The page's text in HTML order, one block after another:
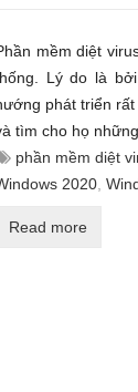
mềm diệt
Lý do là
phát triển
tìm cho họ
phần mềm diệt
2020
Read more